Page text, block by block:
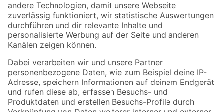
Zur Newsletter Anmeldung
Folge uns
Zahlungsarten Versandarten